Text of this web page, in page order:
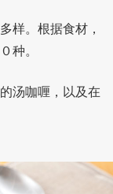
样。根据食材，
种。
汤咖喱，以及在